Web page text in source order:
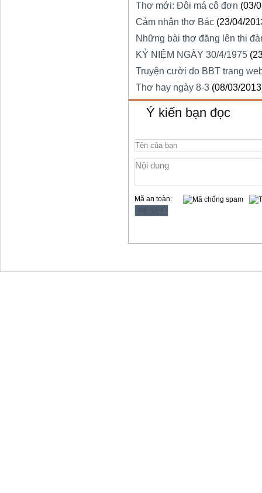
Thơ mới: Đôi má cô đơn (03/
Cảm nhận thơ Bác (23/04/
Những bài thơ đăng lên thi
KỶ NIỆM NGÀY 30/4/1975
Truyện cười do BBT trang
Thơ hay ngày 8-3 (08/03/
Ý kiến bạn đọc
Mã an toàn: